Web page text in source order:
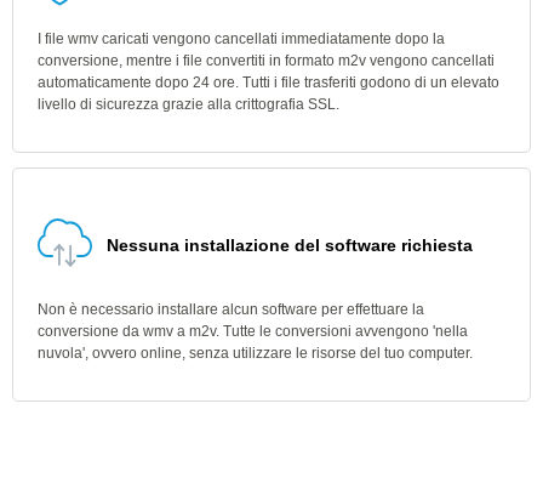
I file wmv caricati vengono cancellati immediatamente dopo la
conversione, mentre i file convertiti in formato m2v vengono cancellati
automaticamente dopo 24 ore. Tutti i file trasferiti godono di un elevato
livello di sicurezza grazie alla crittografia SSL.
Nessuna installazione del software richiesta
Non è necessario installare alcun software per effettuare la
conversione da wmv a m2v. Tutte le conversioni avvengono 'nella
nuvola', ovvero online, senza utilizzare le risorse del tuo computer.